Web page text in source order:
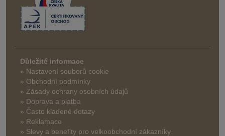
Důležité informace
» Nastavení souborů cookie
» Obchodní podmínky
» Zásady ochrany osobních údajů
» Doprava a platba
» Často kladené dotazy
» Reklamace
» Slevy a benefity pro velkoobchodní zákazníky